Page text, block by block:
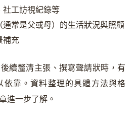
社工訪視紀錄等
通常是父或母）的生活狀況與照顧
補充
續釐清主張、撰寫聲請狀時，有
依靠。資料整理的具體方法與格
進一步了解。